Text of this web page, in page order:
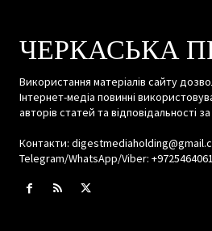
ЧЕРКАСЬКА
Використання матеріалів сайту
Інтернет-медіа повинні
авторів статей та відповідальності
Контакти:
Telegram/WhatsApp/Viber: